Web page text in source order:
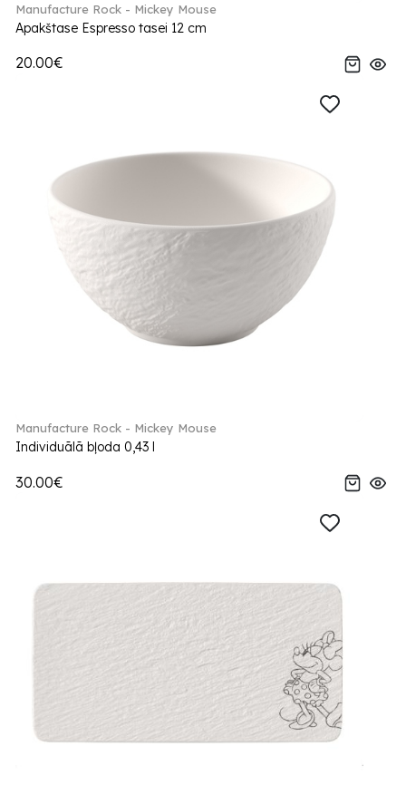
Manufacture Rock - Mickey Mouse
Apakštase Espresso tasei 12 cm
20.00€
Manufacture Rock - Mickey Mouse
Individuālā bļoda 0,43 l
30.00€